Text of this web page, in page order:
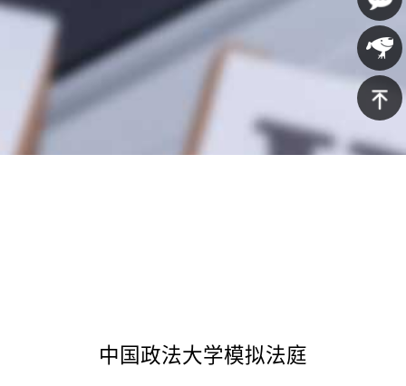
中国政法大学模拟法庭
607-
5688
在线咨
京东商
返回顶